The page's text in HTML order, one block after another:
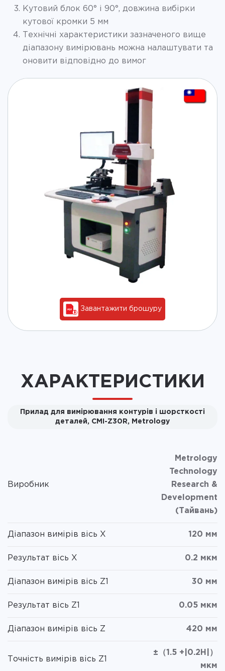
Кутовий блок 60° і 90°, довжина вибірки
кутової кромки 5 мм
Технічні характеристики зазначеного вище
діапазону вимірювань можна налаштувати та
оновити відповідно до вимог
Завантажити брошуру
ХАРАКТЕРИСТИКИ
Прилад для вимірювання контурів і шорсткості
деталей, CMI-Z30R, Metrology
Виробник
Metrology
Technology
Research &
Development
(Тайвань)
Діапазон вимірів вісь X 120 мм
Результат вісь X 0.2 мкм
Діапазон вимірів вісь Z1 30 мм
Результат вісь Z1 0.05 мкм
Діапазон вимірів вісь Z 420 мм
Точність вимірів вісь Z1
±（1.5 +|0.2H|）
мкм